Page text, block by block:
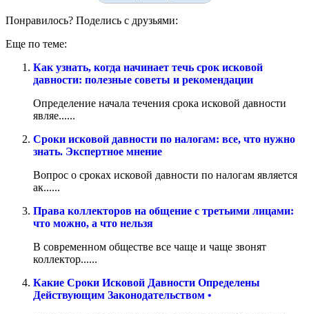
Понравилось? Поделись с друзьями:
Еще по теме:
Как узнать, когда начинает течь срок исковой
давности: полезные советы и рекомендации
Определение начала течения срока исковой давности
являе......
Сроки исковой давности по налогам: все, что нужно
знать. Экспертное мнение
Вопрос о сроках исковой давности по налогам является
ак......
Права коллекторов на общение с третьими лицами:
что можно, а что нельзя
В современном обществе все чаще и чаще звонят
коллектор......
Какие Сроки Исковой Давности Определены
Действующим Законодательством •